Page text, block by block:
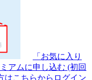
「お気に入り
アムに申し込む (初回
はこちらからログイン